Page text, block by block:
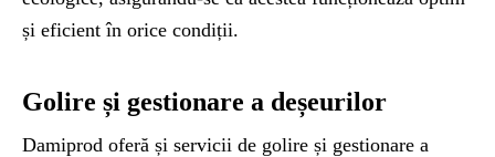
și eficient în orice condiții.
Golire și gestionare a deșeurilor
Damiprod oferă și servicii de golire și gestionare a